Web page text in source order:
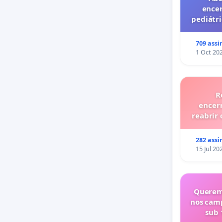
709
1 Oct
reabrir
282
15 Jul
nos
sub